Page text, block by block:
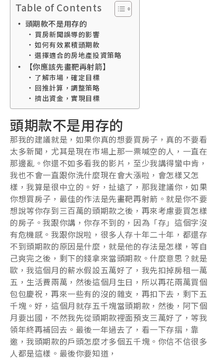
Table of Contents
頭期款不是用存的
買房新聞誤導的影響
如何有效累積頭期款
選擇適合的房地產投資策略
【你應該先畫靶再射箭】
了解市場，確定目標
回推計算，調整策略
擠出資金，實現目標
頭期款不是用存的
那我的建議就是，如果你真的想要買房子，真的不要看
太多新聞，尤其是現在市場上那一票喊空的人，一直在
那邊亂。你還不如多看我的影片，至少我講得蠻中肯，
我也不會一直跟你洗什麼現在會大漲啦，會怎樣又怎
樣，我算是很中立的。好，扯遠了，那我建議你，如果
你想買房子，最佳的作法是先畫靶再射箭。就是你不要
想說等你存到三百萬的頭期款之後，再來考慮要買怎樣
的房子。我跟你講，你存不到的，因為「存」這個字沒
有危機感。我跟你說啦，很多人存十年二十年，都還存
不到頭期款的原因是什麼，就是他的存法是怎樣，等自
己爽完之後，剩下的錢拿來當頭期款。什麼意思？就是
歐，我這個月的薪水假設五萬好了，我先扣掉房租一萬
五，生活費兩萬，然後這個月生日，所以再花兩萬買個
包包慶祝，再來一些有的沒的雜支，再扣下去，剩下五
千塊。好，這個月就存五千塊當頭期款，然後，阿下個
月要出國，不然我先從頭期款裡面預支三萬好了，等我
領年終再補回去。最後一年過去了，看一下存摺，靠
邀，我頭期款的戶頭怎麼才多個五千塊。你信不信很多
人都是這樣。最後你要知道，